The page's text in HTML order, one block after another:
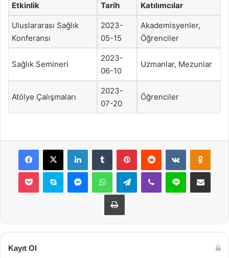
Etkinlik Tarih Katılımcılar
Uluslararası Sağlık
Konferansı
2023-
05-15
Akademisyenler,
Öğrenciler
Sağlık Semineri
2023-
06-10
Uzmanlar, Mezunlar
Atölye Çalışmaları
2023-
07-20
Öğrenciler
Facebook
X LinkedInTumblr PinterestReddit VKontakte
Pocket Skype MessengerWhatsAppTelegramViber Line E-Posta ile
Yazdır
Kayıt Ol